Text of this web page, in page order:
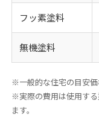
フッ素塗料
無機塗料
※一般的な住宅の目安価
※実際の費用は使用す
ます。